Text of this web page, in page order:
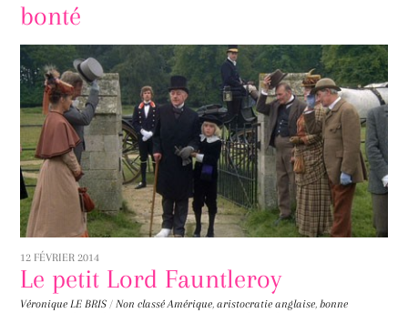
bonté
12 FÉVRIER 2014
Le petit Lord Fauntleroy
Véronique LE BRIS / Non classé Amérique,aristocratie anglaise,bonne